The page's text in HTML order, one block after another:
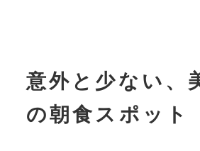
意外と少ない、
の朝食スポット